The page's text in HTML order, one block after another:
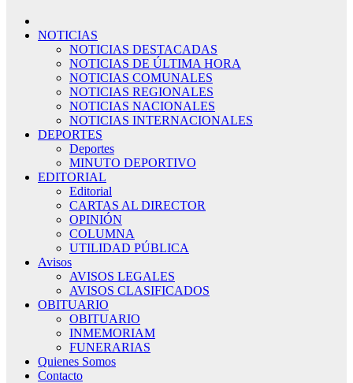
NOTICIAS
NOTICIAS DESTACADAS
NOTICIAS DE ÚLTIMA HORA
NOTICIAS COMUNALES
NOTICIAS REGIONALES
NOTICIAS NACIONALES
NOTICIAS INTERNACIONALES
DEPORTES
Deportes
MINUTO DEPORTIVO
EDITORIAL
Editorial
CARTAS AL DIRECTOR
OPINIÓN
COLUMNA
UTILIDAD PÚBLICA
Avisos
AVISOS LEGALES
AVISOS CLASIFICADOS
OBITUARIO
OBITUARIO
INMEMORIAM
FUNERARIAS
Quienes Somos
Contacto